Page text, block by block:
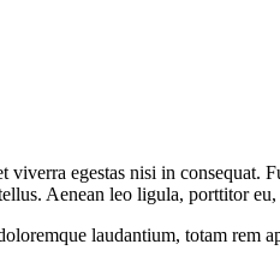
egestas nisi in
Aenean leo ligula, porttitor
laudantium, totam rem